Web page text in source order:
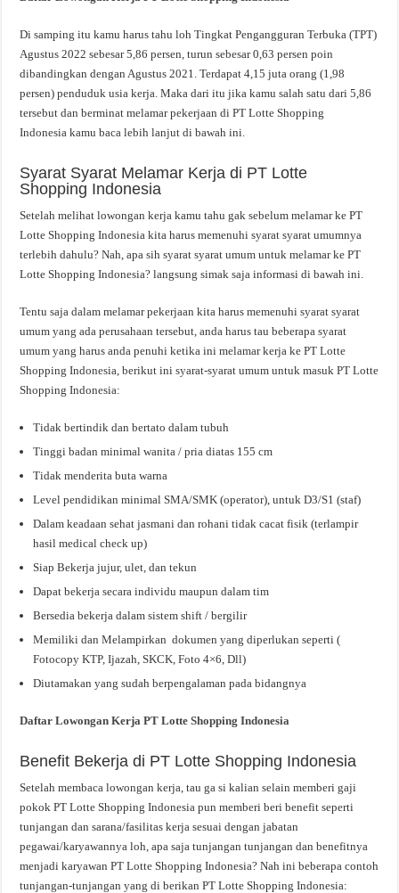
Di samping itu kamu harus tahu loh Tingkat Pengangguran Terbuka (TPT)
Agustus 2022 sebesar 5,86 persen, turun sebesar 0,63 persen poin
dibandingkan dengan Agustus 2021. Terdapat 4,15 juta orang (1,98
persen) penduduk usia kerja. Maka dari itu jika kamu salah satu dari 5,86
tersebut dan berminat melamar pekerjaan di PT Lotte Shopping
Indonesia kamu baca lebih lanjut di bawah ini.
Syarat Syarat Melamar Kerja di PT Lotte
Shopping Indonesia
Setelah melihat lowongan kerja kamu tahu gak sebelum melamar ke PT
Lotte Shopping Indonesia kita harus memenuhi syarat syarat umumnya
terlebih dahulu? Nah, apa sih syarat syarat umum untuk melamar ke PT
Lotte Shopping Indonesia? langsung simak saja informasi di bawah ini.
Tentu saja dalam melamar pekerjaan kita harus memenuhi syarat syarat
umum yang ada perusahaan tersebut, anda harus tau beberapa syarat
umum yang harus anda penuhi ketika ini melamar kerja ke PT Lotte
Shopping Indonesia, berikut ini syarat-syarat umum untuk masuk PT Lotte
Shopping Indonesia:
Tidak bertindik dan bertato dalam tubuh
Tinggi badan minimal wanita / pria diatas 155 cm
Tidak menderita buta warna
Level pendidikan minimal SMA/SMK (operator), untuk D3/S1 (staf)
Dalam keadaan sehat jasmani dan rohani tidak cacat fisik (terlampir
hasil medical check up)
Siap Bekerja jujur, ulet, dan tekun
Dapat bekerja secara individu maupun dalam tim
Bersedia bekerja dalam sistem shift / bergilir
Memiliki dan Melampirkan dokumen yang diperlukan seperti (
Fotocopy KTP, Ijazah, SKCK, Foto 4×6, Dll)
Diutamakan yang sudah berpengalaman pada bidangnya
Daftar Lowongan Kerja PT Lotte Shopping Indonesia
Benefit Bekerja di PT Lotte Shopping Indonesia
Setelah membaca lowongan kerja, tau ga si kalian selain memberi gaji
pokok PT Lotte Shopping Indonesia pun memberi beri benefit seperti
tunjangan dan sarana/fasilitas kerja sesuai dengan jabatan
pegawai/karyawannya loh, apa saja tunjangan tunjangan dan benefitnya
menjadi karyawan PT Lotte Shopping Indonesia? Nah ini beberapa contoh
tunjangan-tunjangan yang di berikan PT Lotte Shopping Indonesia: